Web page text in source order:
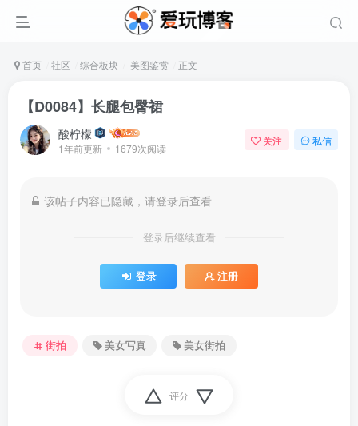
首页 社区 综合板块 美图鉴赏 正文
【D0084】长腿包臀裙
酸柠檬
1年前更新 1679次阅读
关注 私信
该帖子内容已隐藏，请登录后查看
登录后继续查看
登录 注册
街拍 美女写真 美女街拍
评分